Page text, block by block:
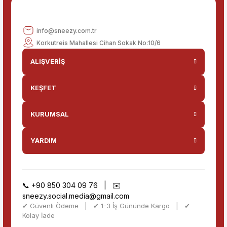
info@sneezy.com.tr
Korkutreis Mahallesi Cihan Sokak No:10/6
ALIŞVERİŞ
KEŞFET
KURUMSAL
YARDIM
📞 +90 850 304 09 76 | ✉️
sneezy.social.media@gmail.com
✔ Güvenli Ödeme | ✔ 1-3 İş Gününde Kargo | ✔
Kolay İade